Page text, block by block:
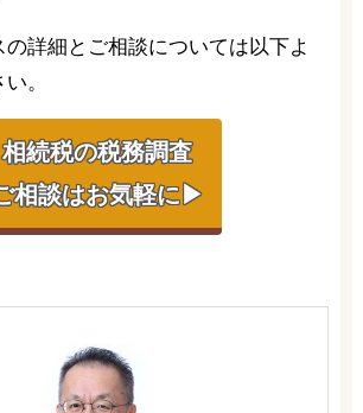
の詳細とご相談については以下よ
。
相続税の税務調査
相談はお気軽に▶